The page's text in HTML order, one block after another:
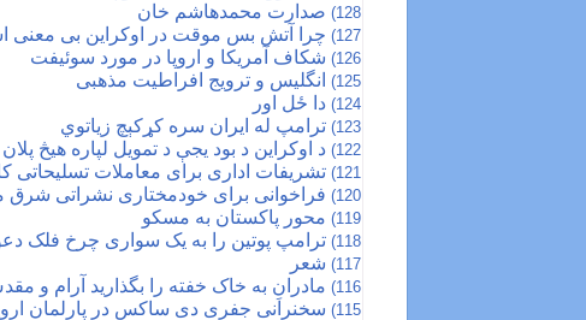
128) صدارت محمدهاشم خان
127) چرا آتش بس موقت در اوکراین بی معنی
126) شکاف آمریکا و اروپا در مورد سوئیفت
125) انگلیس و ترویج افراطیت مذهبی
124) دا ځل اور
123) ترامپ له ایران سره کړکېچ زیاتوي
122) د اوکراین د بود یجې د تمویل لپاره هیڅ
121) تشریفات اداری برای معاملات تسلیحاتی
120) فراخوانی برای خودمختاری نشراتی شرق
119) محور پاکستان به مسکو
118) ترامپ پوتین را به یک سواری چرخ فلک ‎دعوت کرد
117) شعر
116) مادرانِ به خاک خفته را بگذارید آرام و
115) سخنرانی جفری دی ساکس در پارلمان اروپا